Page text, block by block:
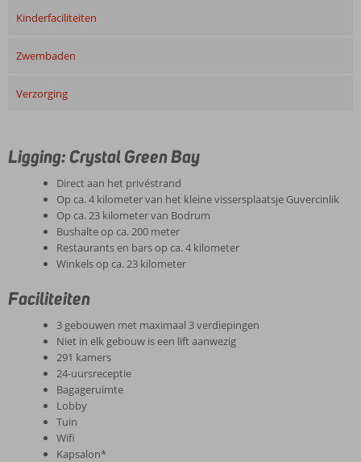
Kinderfaciliteiten
Zwembaden
Verzorging
Ligging: Crystal Green Bay
Direct aan het privéstrand
Op ca. 4 kilometer van het kleine vissersplaatsje Guvercinlik
Op ca. 23 kilometer van Bodrum
Bushalte op ca. 200 meter
Restaurants en bars op ca. 4 kilometer
Winkels op ca. 23 kilometer
Faciliteiten
3 gebouwen met maximaal 3 verdiepingen
Niet in elk gebouw is een lift aanwezig
291 kamers
24-uursreceptie
Bagageruimte
Lobby
Tuin
Wifi
Kapsalon*